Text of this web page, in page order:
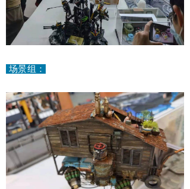
场景组：